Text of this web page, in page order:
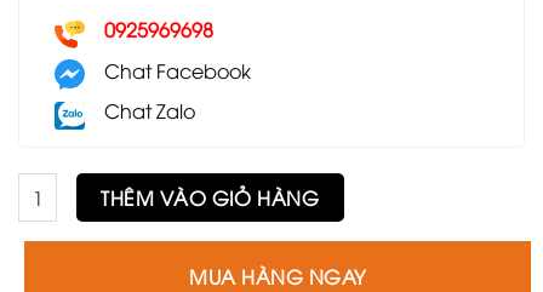
0925969698
Chat Facebook
Chat Zalo
Bộ bàn Howard và 6 ghế PLC số lượng
THÊM VÀO GIỎ HÀNG
MUA HÀNG NGAY